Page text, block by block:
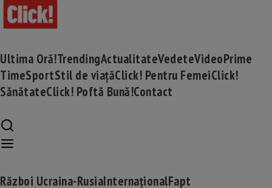
Ultima Oră!TrendingActualitateVedeteVideoPrime
TimeSportStil de viațăClick! Pentru FemeiClick!
SănătateClick! Poftă Bună!Contact
Război Ucraina-RusiaInternaționalFapt